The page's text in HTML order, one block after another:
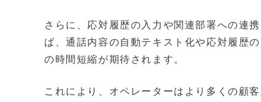
さらに、応対履歴の入力や関連部署への連
ば、通話内容の自動テキスト化や応対履歴
の時間短縮が期待されます。
これにより、オペレーターはより多くの顧